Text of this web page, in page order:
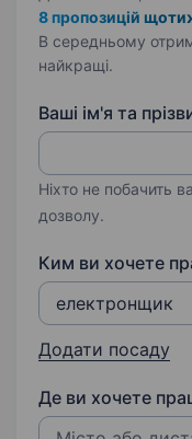
8 пропозицій
В середньому
найкращі.
Ваші ім'я та
Ніхто не побачить
дозволу.
Ким ви хочете
Додати посаду
Де ви хочете